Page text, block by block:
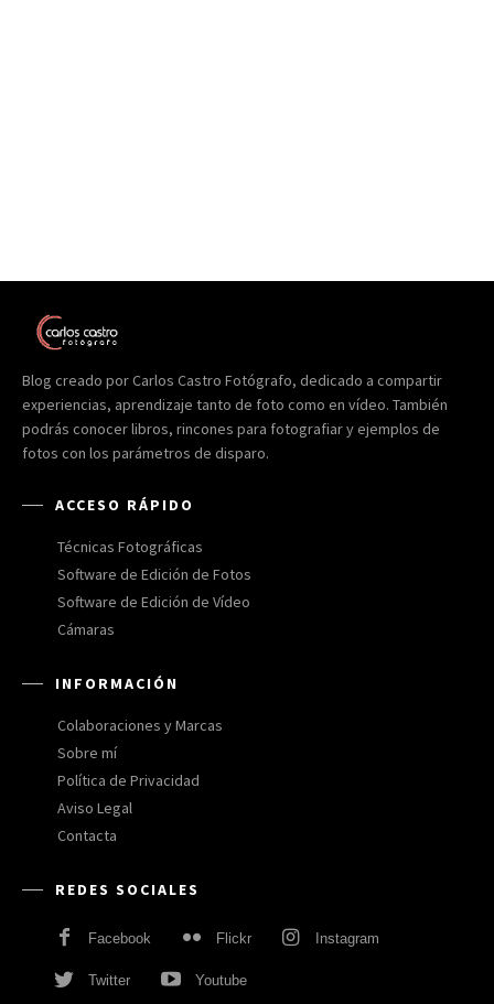
Blog creado por Carlos Castro Fotógrafo, dedicado a compartir
experiencias, aprendizaje tanto de foto como en vídeo. También
podrás conocer libros, rincones para fotografiar y ejemplos de
fotos con los parámetros de disparo.
ACCESO RÁPIDO
Técnicas Fotográficas
Software de Edición de Fotos
Software de Edición de Vídeo
Cámaras
INFORMACIÓN
Colaboraciones y Marcas
Sobre mí
Política de Privacidad
Aviso Legal
Contacta
REDES SOCIALES
Facebook Flickr Instagram
Twitter Youtube